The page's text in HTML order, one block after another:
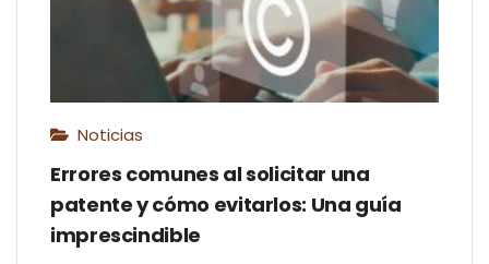
Noticias
Errores comunes al solicitar una
patente y cómo evitarlos: Una guía
imprescindible